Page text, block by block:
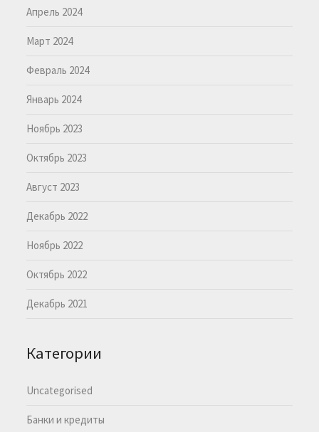
Апрель 2024
Март 2024
Февраль 2024
Январь 2024
Ноябрь 2023
Октябрь 2023
Август 2023
Декабрь 2022
Ноябрь 2022
Октябрь 2022
Декабрь 2021
Категории
Uncategorised
Банки и кредиты